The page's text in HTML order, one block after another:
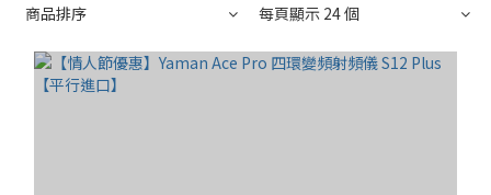
商品排序 每頁顯示 24 個